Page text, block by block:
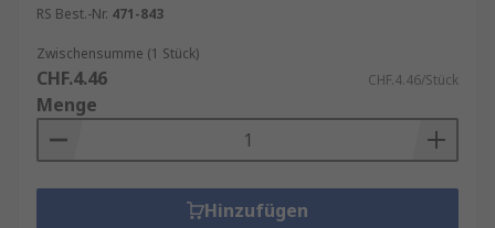
RS Best.-Nr. 471-843
Zwischensumme (1 Stück)
CHF.4.46 CHF.4.46/Stück
Menge
Hinzufügen